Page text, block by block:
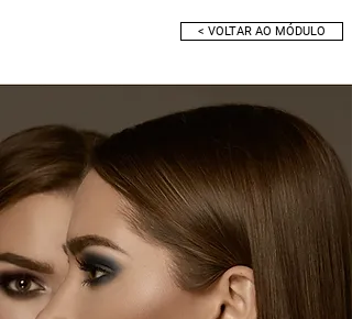
< VOLTAR AO MÓDULO